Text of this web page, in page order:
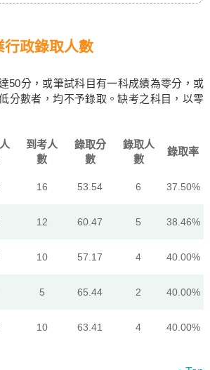
行政錄取人數
50分，或筆試科目有一科成績為零分，或
分數者，均不予錄取。缺考之科目，以零
到考人
數
錄取分
數
錄取人
數
錄取率
16 53.54 6 37.50%
12 60.47 5 38.46%
10 57.17 4 40.00%
5 65.44 2 40.00%
10 63.41 4 40.00%